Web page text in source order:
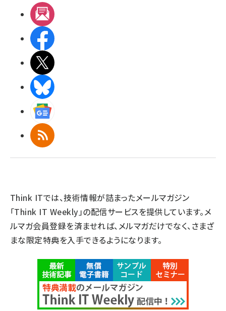
RSS
Think ITでは、技術情報が詰まったメールマガジン
「Think IT Weekly」の配信サービスを提供しています。メ
ルマガ会員登録を済ませれば、メルマガだけでなく、さまざ
まな限定特典を入手できるようになります。